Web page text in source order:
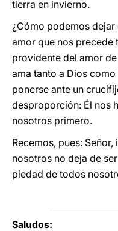
tierra en invierno.
¿Cómo podemos
amor que nos precede
providente del amor
ama tanto a Dios como
ponerse ante un
desproporción: Él nos
nosotros primero.
Recemos, pues:
nosotros no deja de
piedad de todos
Saludos: